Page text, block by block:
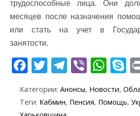
трудоспособные лица. Они
месяцев после назначения
или стать на учет в
занятости.
F
e
T
itt
T
e
Vi
er
W
at
S
k
y
Категории: Анонсы, Новости,
Теги: Кабмин, Пенсия, Помощь,